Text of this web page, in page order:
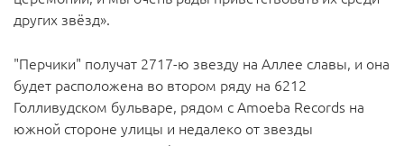
других звёзд».
"Перчики" получат 2717-ю звезду на Аллее славы, и она
будет расположена во втором ряду на 6212
Голливудском бульваре, рядом с Amoeba Records на
южной стороне улицы и недалеко от звезды